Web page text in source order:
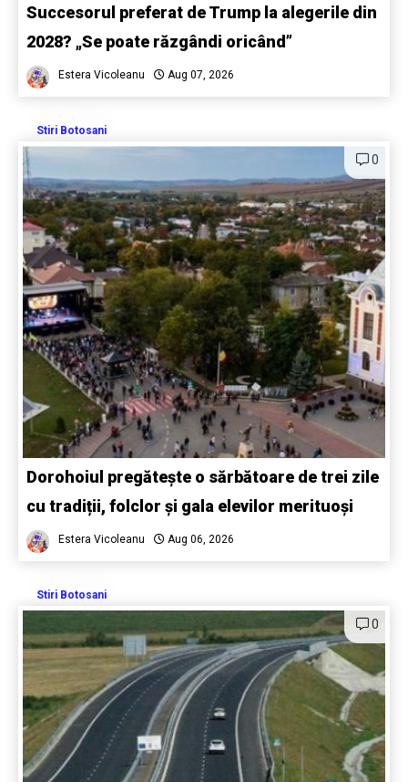
Succesorul preferat de Trump la alegerile din
2028? „Se poate răzgândi oricând”
Estera Vicoleanu Aug 07, 2026
Stiri Botosani
0
Dorohoiul pregătește o sărbătoare de trei zile
cu tradiții, folclor și gala elevilor merituoși
Estera Vicoleanu Aug 06, 2026
Stiri Botosani
0